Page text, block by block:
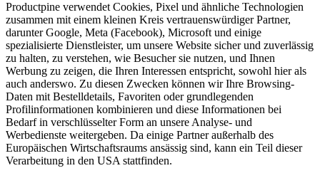
Productpine verwendet Cookies, Pixel und ähnliche Technologien
zusammen mit einem kleinen Kreis vertrauenswürdiger Partner,
darunter Google, Meta (Facebook), Microsoft und einige
spezialisierte Dienstleister, um unsere Website sicher und zuverlässig
zu halten, zu verstehen, wie Besucher sie nutzen, und Ihnen
Werbung zu zeigen, die Ihren Interessen entspricht, sowohl hier als
auch anderswo. Zu diesen Zwecken können wir Ihre Browsing-
Daten mit Bestelldetails, Favoriten oder grundlegenden
Profilinformationen kombinieren und diese Informationen bei
Bedarf in verschlüsselter Form an unsere Analyse- und
Werbedienste weitergeben. Da einige Partner außerhalb des
Europäischen Wirtschaftsraums ansässig sind, kann ein Teil dieser
Verarbeitung in den USA stattfinden.